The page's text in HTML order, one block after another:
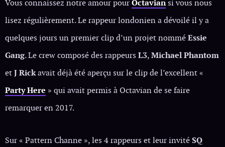
Vous connaissez notre amour pourOctaviansi vous nous
lisez régulièrement. Le rappeur londonien a dévoilé il y a
quelques jours un premier clip d’un projet nomméEssie
Gang. Le crew composé des rappeurs L3,Michael Phantom
etJ Rickavait déjà été aperçu sur le clip de l’excellent «
Party Here » qui avait permis à Octavian de se faire
remarquer en 2017.
Sur « Pattern Channe », les 4 rappeurs et leur invitéSQ